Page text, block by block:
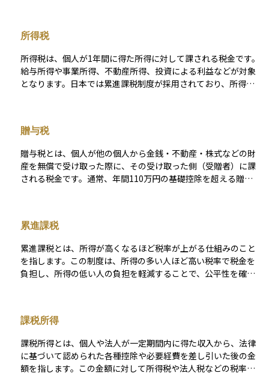
所得税
所得税は、個人が1年間に得た所得に対して課される税金です。
給与所得や事業所得、不動産所得、投資による利益などが対象
となります。日本では累進課税制度が採用されており、所得が
どを活用することで課税所得を減らし、税負担を軽減できま
す。
贈与税
贈与税とは、個人が他の個人から金銭・不動産・株式などの財
産を無償で受け取った際に、その受け取った側（受贈者）に課
される税金です。通常、年間110万円の基礎控除を超える贈与
に資産を移転する際には活用されることが多く、教育資金や住
宅取得資金などに関しては、一定の条件を満たすことで非課税
となる特例もあります。 なお、現在は「暦年課税」と「相続時
精算課税」の2制度が併存していますが、政府は近年、相続税と
贈与税の一体化を含めた制度改正を検討しており、将来的に制
の問題にとどまらず、長期的な資産承継や相続対策の設計に深
と連携しながら最適な活用方法を検討することが求められま
す。
累進課税
累進課税とは、所得が高くなるほど税率が上がる仕組みのこと
を指します。この制度は、所得の多い人ほど高い税率で税金を
負担し、所得の低い人の負担を軽減することで、公平性を確保
います。例えば、課税所得が195万円以下の場合の税率は5％で
すが、4,000万円を超えると税率は45％となります。このよう
に、所得が増えるにつれて税負担も増える仕組みになっていま
す。 相続税も同様に累進課税が適用され、相続財産が多いほど
高い税率がかかります。たとえば、相続財産が1,000万円以下の
課税所得
課税所得とは、個人や法人が一定期間内に得た収入から、法律
に基づいて認められた各種控除や必要経費を差し引いた後の金
額を指します。この金額に対して所得税や法人税などの税率が